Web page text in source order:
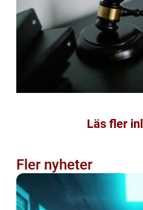
Läs fler
Fler nyheter